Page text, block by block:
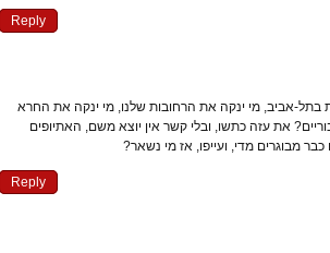
Reply
בתל-אביב, מי ינקה את הרחובות שלנו, מי ינקה את החרא
את עזה כתשו, ובלי קשר אין יוצא משם, האתיופים
מבוגרים מדי, ועייפו, אז מי נשאר?
Reply